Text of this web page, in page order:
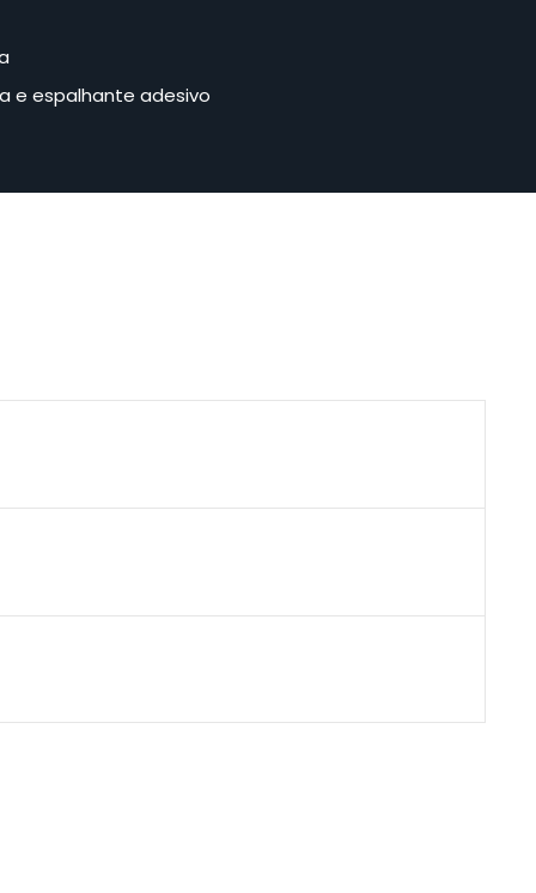
e espalhante adesivo